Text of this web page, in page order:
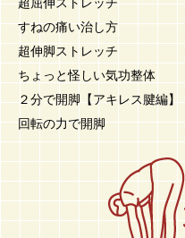
すねの痛い治し方
超伸脚ストレッチ
ちょっと怪しい気功整体
２分で開脚【アキレス腱編】
回転の力で開脚